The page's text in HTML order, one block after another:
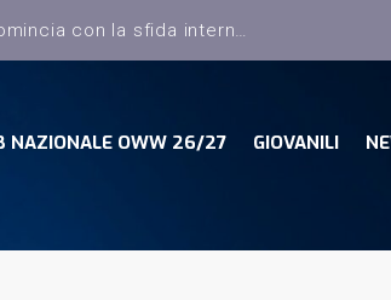
NAZIONALE OWW 26/27 GIOVANILI